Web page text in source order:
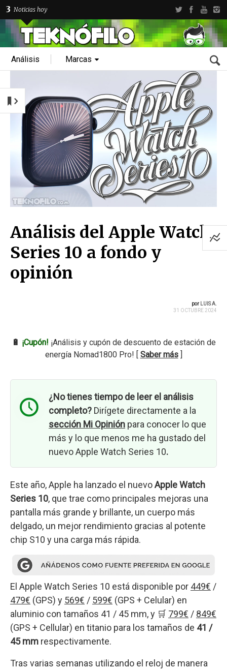
3 Noticias hoy
Análisis Marcas
Análisis del Apple Watch
Series 10 a fondo y
opinión
por LUIS A.
31 OCTUBRE 2024
🔋 ¡Cupón! ¡Análisis y cupón de descuento de estación de
energía Nomad1800 Pro! [ Saber más]
¿No tienes tiempo de leer el análisis
completo? Dirígete directamente a la
sección Mi Opinión para conocer lo que
más y lo que menos me ha gustado del
nuevo Apple Watch Series 10.
Este año, Apple ha lanzado el nuevoApple Watch
Series 10, que trae como principales mejoras una
pantalla más grande y brillante, un cuerpo más
delgado, un mejor rendimiento gracias al potente
chip S10 y una carga más rápida.
El Apple Watch Series 10 está disponible por 449€ /
479€ (GPS) y 569€ / 599€ (GPS + Celular) en
aluminio con tamaños 41 / 45 mm, y 🛒 799€ / 849€
(GPS + Cellular) en titanio para los tamaños de 41 /
45 mm respectivamente.
Tras varias semanas utilizando el reloj de manera